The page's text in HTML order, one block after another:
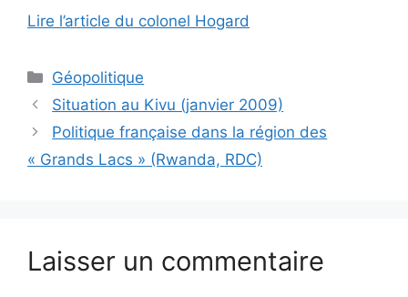
Lire l’article du colonel Hogard
Catégories
Géopolitique
Situation au Kivu (janvier 2009)
Politique française dans la région des
« Grands Lacs » (Rwanda, RDC)
Laisser un commentaire